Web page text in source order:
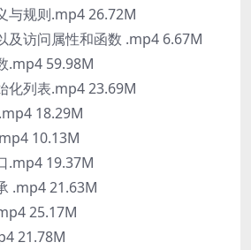
规则.mp4 26.72M
访问属性和函数 .mp4 6.67M
.mp4 59.98M
列表.mp4 23.69M
18.29M
10.13M
.mp4 19.37M
.mp4 21.63M
25.17M
21.78M